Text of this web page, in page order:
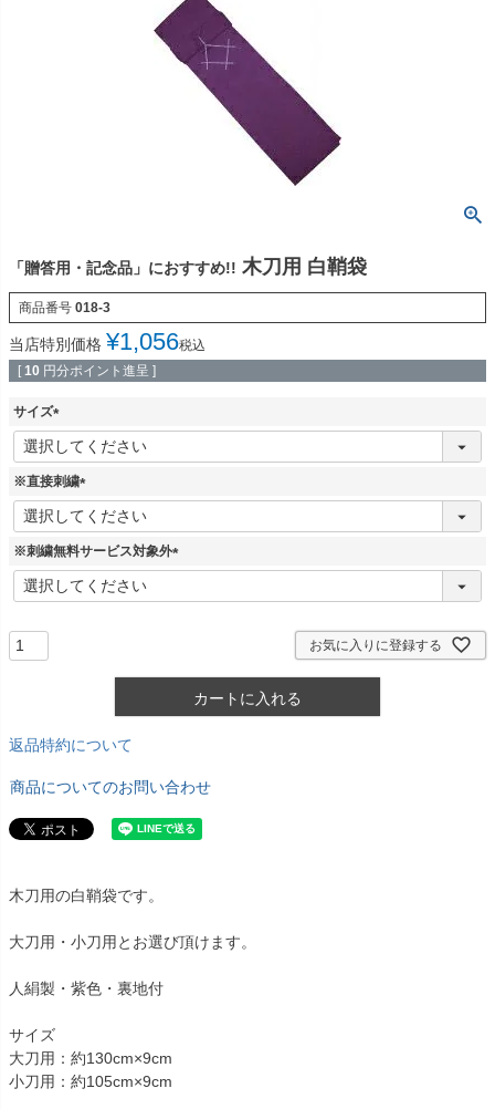
「贈答用・記念品」におすすめ!! 木刀用 白鞘袋
商品番号 018-3
当店特別価格 ¥1,056税込
[ 10 円分ポイント進呈 ]
サイズ
(
必
須
※直接刺繍
(
必
須
※刺繍無料サービス対象外
(
お気に入りに登録する
カートに入れる
返品特約について
商品についてのお問い合わせ
木刀用の白鞘袋です。
大刀用・小刀用とお選び頂けます。
人絹製・紫色・裏地付
サイズ
大刀用：約130cm×9cm
小刀用：約105cm×9cm